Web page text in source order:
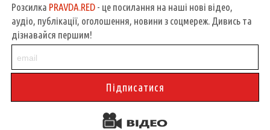
Розсилка PRAVDA.RED- це посилання на наші нові відео,
аудіо, публікації, оголошення, новини з соцмереж. Дивись та
дізнавайся першим!